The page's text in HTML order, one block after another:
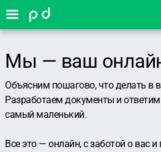
Мы — ваш
Объясним пошагово, что делать в
Разработаем документы и
самый маленький.
Все это — онлайн, с заботой о вас